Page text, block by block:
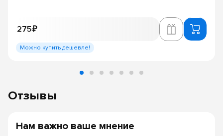
275 ₽
Можно купить дешевле!
Отзывы
Нам важно ваше мнение